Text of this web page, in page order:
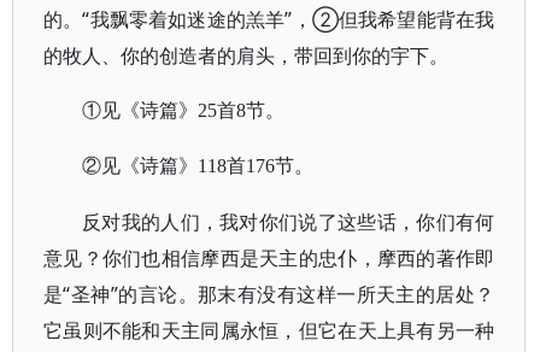
的。“我飘零着如迷途的羔羊”，②但我希望能背在我
的牧人、你的创造者的肩头，带回到你的宇下。
①见《诗篇》25首8节。
②见《诗篇》118首176节。
反对我的人们，我对你们说了这些话，你们有何
意见？你们也相信摩西是天主的忠仆，摩西的著作即
是“圣神”的言论。那末有没有这样一所天主的居处？
它虽则不能和天主同属永恒，但它在天上具有另一种